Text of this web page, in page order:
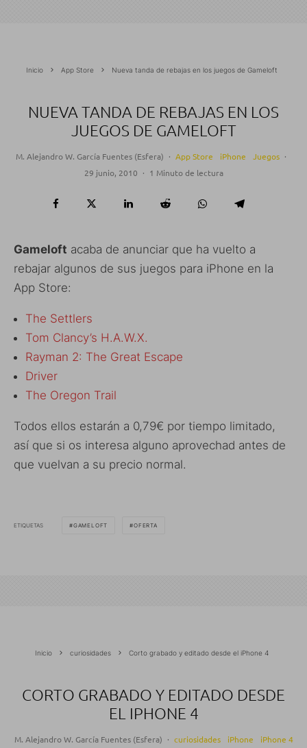
Inicio App Store Nueva tanda de rebajas en los juegos de Gameloft
NUEVA TANDA DE REBAJAS EN LOS
JUEGOS DE GAMELOFT
M. Alejandro W. García Fuentes (Esfera) · App Store iPhone Juegos ·
29 junio, 2010 · 1 Minuto de lectura
Gameloft acaba de anunciar que ha vuelto a
rebajar algunos de sus juegos para iPhone en la
App Store:
The Settlers
Tom Clancy’s H.A.W.X.
Rayman 2: The Great Escape
Driver
The Oregon Trail
Todos ellos estarán a 0,79€ por tiempo limitado,
así que si os interesa alguno aprovechad antes de
que vuelvan a su precio normal.
ETIQUETAS GAMELOFT OFERTA
Inicio curiosidades Corto grabado y editado desde el iPhone 4
CORTO GRABADO Y EDITADO DESDE
EL IPHONE 4
M. Alejandro W. García Fuentes (Esfera) · curiosidades iPhone
iPhone 4